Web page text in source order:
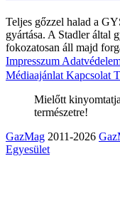
Teljes gőzzel halad a
gyártása. A Stadler által
fokozatosan áll majd
Impresszum
Médiaajánlat Kapcsolat
Mielőtt
természetre!
GazMag 2011-2026
Egyesület